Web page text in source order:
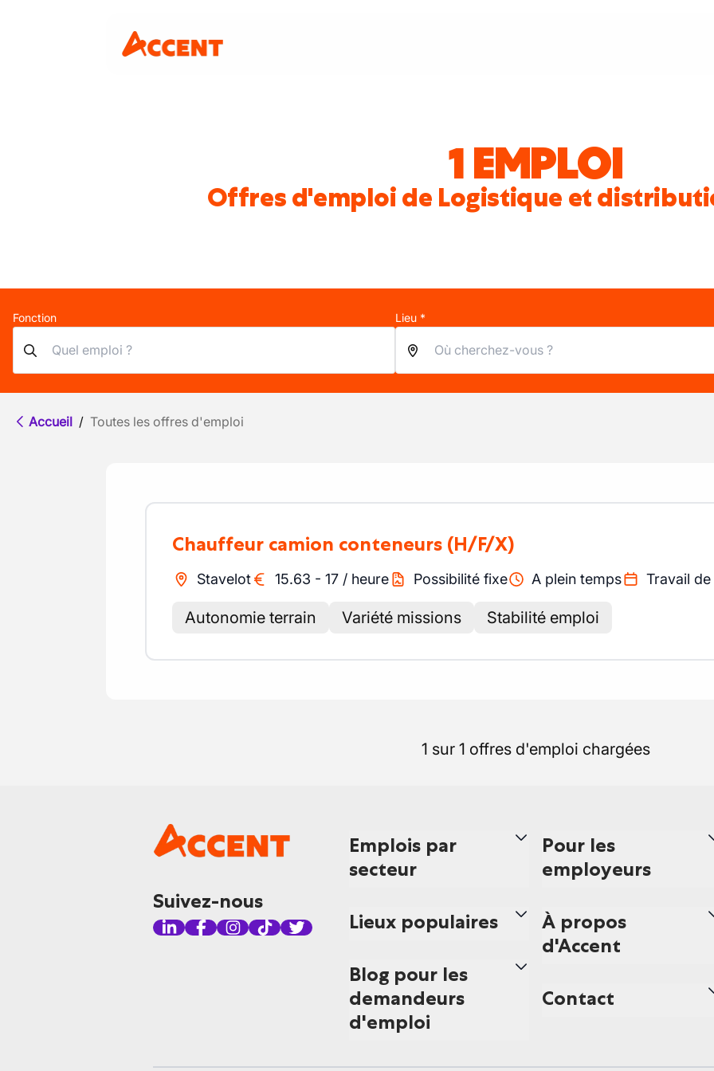
1 EMPLOI
Offres d'emploi de Logistique et
Fonction Lieu *
Accueil / Toutes les offres d'emploi
Chauffeur camion conteneurs (H/F/X)
Stavelot 15.63 - 17 / heure Possibilité fixe A plein temps Travail
Autonomie terrain Variété missions Stabilité emploi
1 sur 1 offres d'emploi chargées
Suivez-nous
Emplois par
secteur
Lieux populaires
Blog pour les
demandeurs
d'emploi
Pour les
employeurs
À propos
d'Accent
Contact